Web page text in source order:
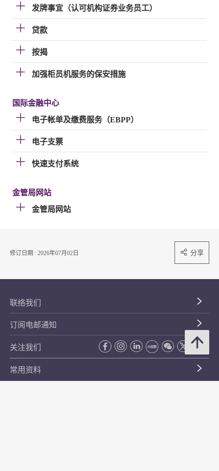
发牌事宜（认可机构证券业务员工）
贷款
按揭
加强柜员机服务的保安措施
国际金融中心
电子帐单及缴费服务（EBPP）
电子支票
快速支付系统
金管局网站
金管局网站
修订日期 : 2026年07月02日 分享
联络我们
订阅电邮通知
关注我们
常用资料